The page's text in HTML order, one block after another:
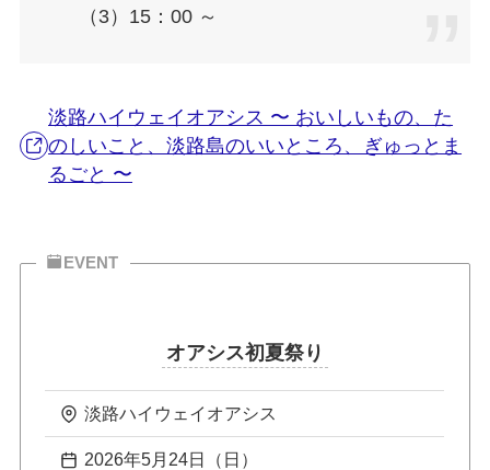
（3）15：00 ～
淡路ハイウェイオアシス 〜 おいしいもの、た
のしいこと、淡路島のいいところ、ぎゅっとま
るごと 〜
EVENT
オアシス初夏祭り
淡路ハイウェイオアシス
2026年5月24日（日）